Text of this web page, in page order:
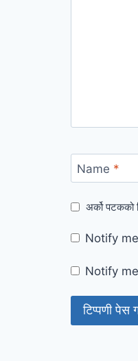
Name *
अर्को पटकको
Notify
Notify